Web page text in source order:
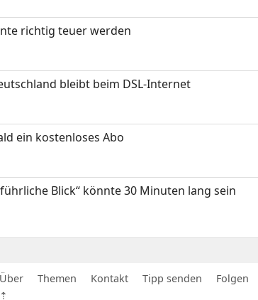
richtig teuer werden
bleibt beim DSL-Internet
ein kostenloses Abo
Blick“ könnte 30 Minuten lang sein
Über Themen Kontakt Tipp senden Folgen
⇡